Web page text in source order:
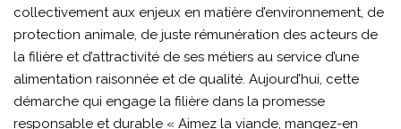
collectivement aux enjeux en matière d’environnement, de
protection animale, de juste rémunération des acteurs de
la filière et d’attractivité de ses métiers au service d’une
alimentation raisonnée et de qualité. Aujourd’hui, cette
démarche qui engage la filière dans la promesse
responsable et durable « Aimez la viande, mangez-en